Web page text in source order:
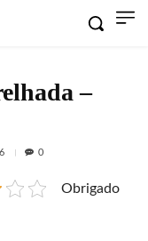
–
0
Obrigado